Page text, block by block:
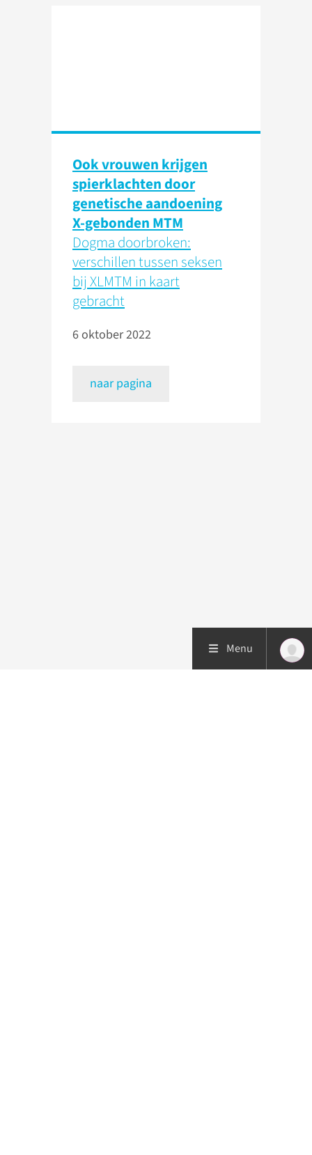
Ook vrouwen krijgen
spierklachten door
genetische aandoening
X-gebonden MTM
Dogma doorbroken:
verschillen tussen seksen
bij XLMTM in kaart
gebracht
6 oktober 2022
naar pagina
Menu